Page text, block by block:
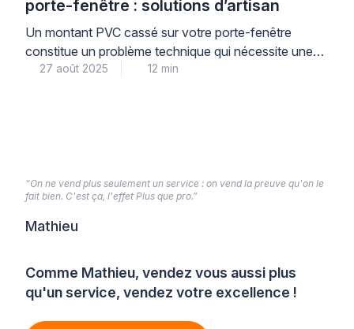
porte-fenêtre : solutions d’artisan
Un montant PVC cassé sur votre porte-fenêtre
constitue un problème technique qui nécessite une
intervention appropriée pour maintenir l’intégrité de
à cette situation, l’analyse précise […]
27 août 2025 12 min
Comme Mathieu, vendez vous aussi plus
qu'un service, vendez votre excellence !
“On ne vend plus seulement un service : on vend la preuve qu'on le
fait bien. C'est ça, l'effet Plus que pro.”
Mathieu